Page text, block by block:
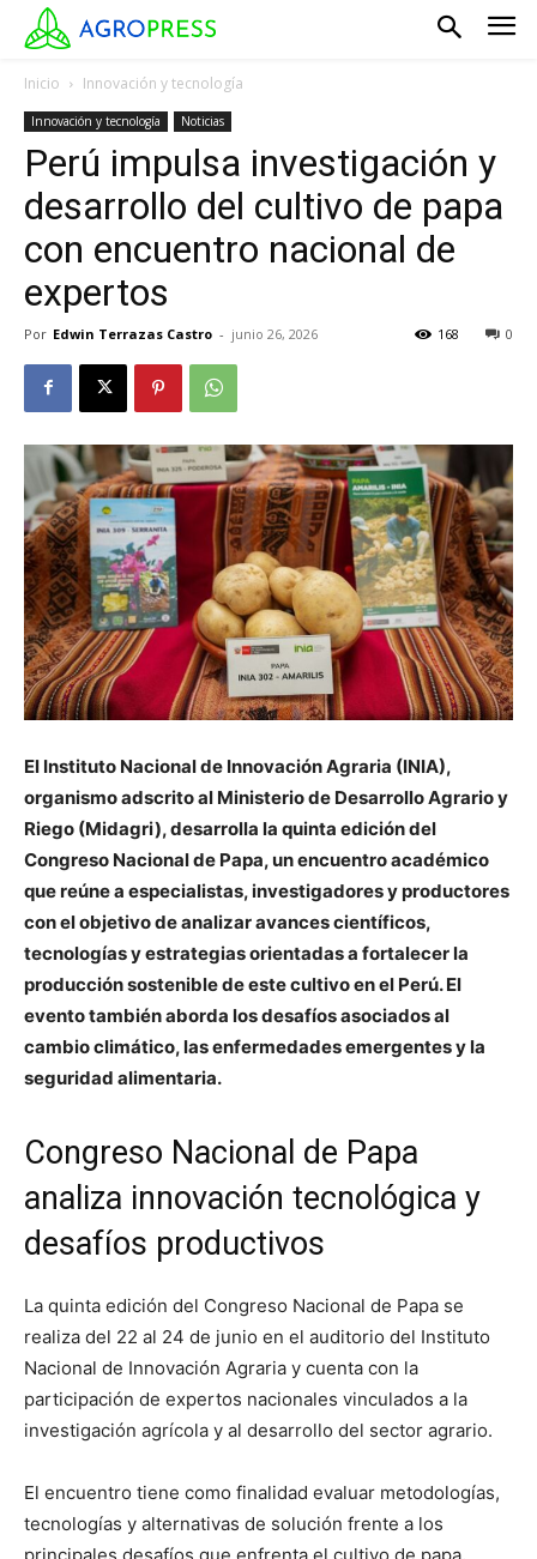
Inicio Innovación y tecnología
Innovación y tecnología Noticias
Perú impulsa investigación y
desarrollo del cultivo de papa
con encuentro nacional de
expertos
Por Edwin Terrazas Castro - junio 26, 2026 0
168
El Instituto Nacional de Innovación Agraria (INIA),
organismo adscrito al Ministerio de Desarrollo Agrario y
Riego (Midagri), desarrolla la quinta edición del
Congreso Nacional de Papa, un encuentro académico
que reúne a especialistas, investigadores y productores
con el objetivo de analizar avances científicos,
tecnologías y estrategias orientadas a fortalecer la
producción sostenible de este cultivo en el Perú. El
evento también aborda los desafíos asociados al
cambio climático, las enfermedades emergentes y la
seguridad alimentaria.
Congreso Nacional de Papa
analiza innovación tecnológica y
desafíos productivos
La quinta edición del Congreso Nacional de Papa se
realiza del 22 al 24 de junio en el auditorio del Instituto
Nacional de Innovación Agraria y cuenta con la
participación de expertos nacionales vinculados a la
investigación agrícola y al desarrollo del sector agrario.
El encuentro tiene como finalidad evaluar metodologías,
tecnologías y alternativas de solución frente a los